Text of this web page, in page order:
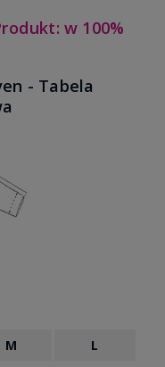
w 100%
- Tabela
M
L